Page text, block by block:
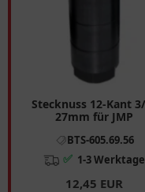
Stecknuss 12-Kant
27mm für JMP
BTS-605.69.56
✅ 1-3 Werktage
12,45 EUR